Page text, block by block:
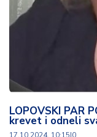
LOPOVSKI PAR
krevet i odneli